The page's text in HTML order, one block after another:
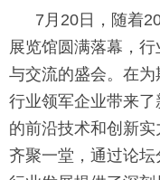
7月20日，随着
展览馆圆满落幕，
与交流的盛会。在
行业领军企业带来
的前沿技术和创新
齐聚一堂，通过论